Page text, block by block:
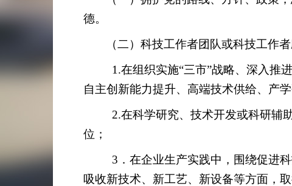
德。
（二）科技工作者团队或科技工作
1.在组织实施“三市”战略、深入推
自主创新能力提升、高端技术供给、产
2.在科学研究、技术开发或科研辅
位；
3 ．在企业生产实践中，围绕促进
吸收新技术、新工艺、新设备等方面，